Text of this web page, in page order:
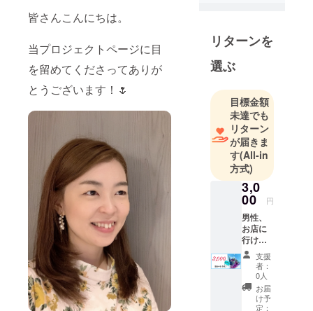
皆さんこんにちは。
当プロジェクトページに目
を留めてくださってありが
とうございます！🌷
学生時代は
演劇二筋？
でいまし
た。今も大
好きです！
寮生活の経
験もあった
り…😊
リターンを
選ぶ
目標金額
未達でも
リターン
が届きま
す(All-in
方式)
3,0
00 円
男性、
お店に
行けな
い、な
ど…た
だただ
応援し
たいと
思って
支援
者：
0人
お届
け予
定：